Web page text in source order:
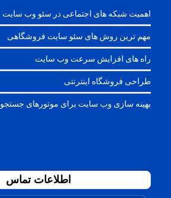
اهمیت شبکه های اجتماعی در سئو وب سایت
مهم ترین روش های سئو سایت فروشگاهی
راه های افزایش سرعت وب سایت
طراحی فروشگاه اینترنتی
بهینه سازی وب سایت برای موتورهای جستجو
اطلاعات تماس